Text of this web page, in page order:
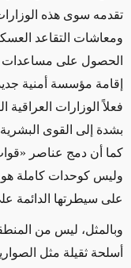
تقدمه سوى هذه
ومعاشات التقاعد
الحصول على مساعدات
إقامة مؤسسة أمنية
فعلاً الوزارات العراقية
بشدة إلى القوى
كما أن دمج عناصر
وليس كوحدات كاملة هو
على سيطرتها الدائمة
وبالمثل، ليس من
أسلحة ثقيلة مثل